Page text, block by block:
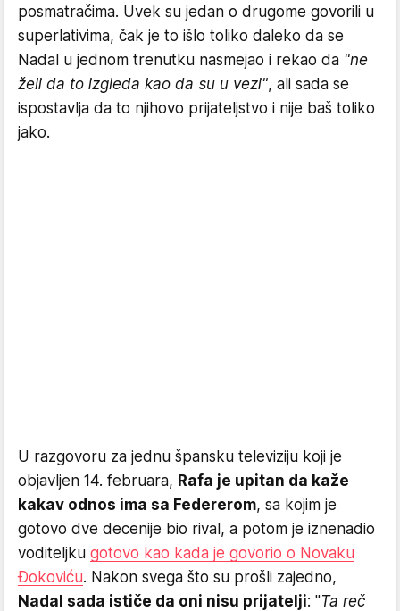
posmatračima. Uvek su jedan o drugome govorili u
superlativima, čak je to išlo toliko daleko da se
Nadal u jednom trenutku nasmejao i rekao da "ne
želi da to izgleda kao da su u vezi", ali sada se
ispostavlja da to njihovo prijateljstvo i nije baš toliko
jako.
U razgovoru za jednu špansku televiziju koji je
objavljen 14. februara, Rafa je upitan da kaže
kakav odnos ima sa Federerom, sa kojim je
gotovo dve decenije bio rival, a potom je iznenadio
voditeljku gotovo kao kada je govorio o Novaku
Đokoviću. Nakon svega što su prošli zajedno,
Nadal sada ističe da oni nisu prijatelji: "Ta reč